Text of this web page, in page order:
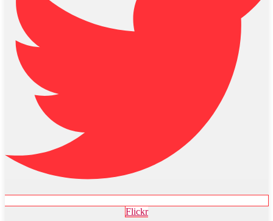
Flickr